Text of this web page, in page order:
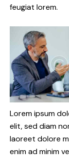
feugiat lorem.
Lorem ipsum
elit, sed diam
laoreet dolore
enim ad minim